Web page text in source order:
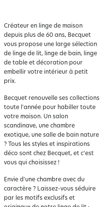
Créateur en linge de maison
depuis plus de 60 ans, Becquet
vous propose une large sélection
de linge de lit, linge de bain, linge
de table et décoration pour
embellir votre intérieur à petit
prix.
Becquet renouvelle ses collections
toute l'année pour habiller toute
votre maison. Un salon
scandinave, une chambre
exotique, une salle de bain nature
? Tous les styles et inspirations
déco sont chez Becquet, et c'est
vous qui choisissez !
Envie d'une chambre avec du
caractère ? Laissez-vous séduire
par les motifs exclusifs et